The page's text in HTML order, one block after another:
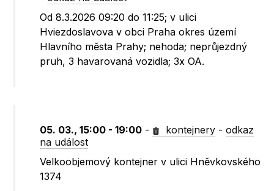
Od 8.3.2026 09:20 do 11:25; v ulici
Hviezdoslavova v obci Praha okres území
Hlavního města Prahy; nehoda; neprůjezdný
pruh, 3 havarovaná vozidla; 3x OA.
05. 03., 15:00 - 19:00 - kontejnery -odkaz
na událost
Velkoobjemový kontejner v ulici Hněvkovského
1374